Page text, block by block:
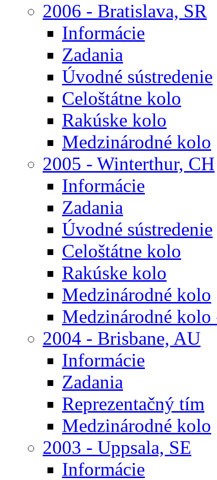
2006 - Bratislava, SR
Informácie
Zadania
Úvodné sústredenie
Celoštátne kolo
Rakúske kolo
Medzinárodné kolo
2005 - Winterthur, CH
Informácie
Zadania
Úvodné sústredenie
Celoštátne kolo
Rakúske kolo
Medzinárodné kolo
Medzinárodné kolo
2004 - Brisbane, AU
Informácie
Zadania
Reprezentačný tím
Medzinárodné kolo
2003 - Uppsala, SE
Informácie